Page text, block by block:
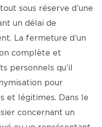
sous réserve d’une
un délai de
La fermeture d’un
complète et
personnels qu’il
pour
et légitimes. Dans le
concernant un